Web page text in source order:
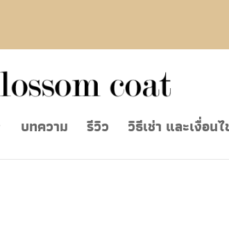
บทความ รีวิว วิธีเช่า และเงื่อนไ